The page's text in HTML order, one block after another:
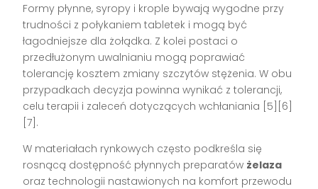
Formy płynne, syropy i krople bywają wygodne przy
trudności z połykaniem tabletek i mogą być
łagodniejsze dla żołądka. Z kolei postaci o
przedłużonym uwalnianiu mogą poprawiać
tolerancję kosztem zmiany szczytów stężenia. W obu
przypadkach decyzja powinna wynikać z tolerancji,
celu terapii i zaleceń dotyczących wchłaniania [5][6]
[7].
W materiałach rynkowych często podkreśla się
rosnącą dostępność płynnych preparatów żelaza
oraz technologii nastawionych na komfort przewodu